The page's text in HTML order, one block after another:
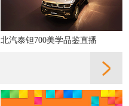
北汽泰钽700美学品鉴直播